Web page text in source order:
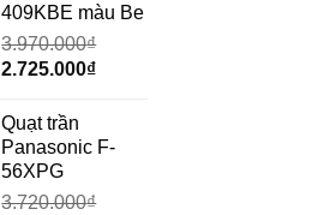
409KBE màu Be
3.970.000₫
Giá
là:
3.970.000₫.
2.725.000₫Giá
là:
Quạt trần
Panasonic F-
56XPG
3.720.000₫